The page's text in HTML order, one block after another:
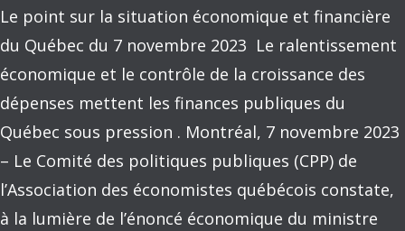
Le point sur la situation économique et financière
du Québec du 7 novembre 2023 Le ralentissement
économique et le contrôle de la croissance des
dépenses mettent les finances publiques du
Québec sous pression . Montréal, 7 novembre 2023
– Le Comité des politiques publiques (CPP) de
l’Association des économistes québécois constate,
à la lumière de l’énoncé économique du ministre